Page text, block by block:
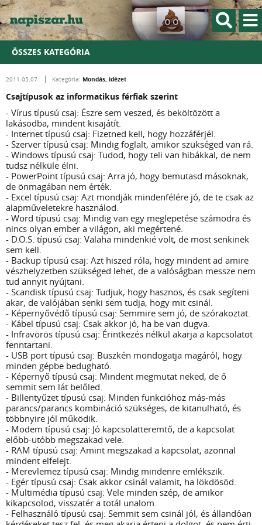
ÖSSZES KATEGÓRIA
2011.05.07. Kategória: Mondás, idézet
Csajtípusok az informatikus férfiak szerint
- Vírus típusú csaj: Észre sem veszed, és beköltözött a
lakásodba, mindent kisajátít.
- Internet típusú csaj: Fizetned kell, hogy hozzáférjél.
- Szerver típusú csaj: Mindig foglalt, amikor szükséged van rá.
- Windows típusú csaj: Tudod, hogy teli van hibákkal, de nem
tudsz nélküle élni.
- PowerPoint típusú csaj: Arra jó, hogy bemutasd másoknak,
de önmagában nem érték.
- Excel típusú csaj: Azt mondják mindenfélére jó, de te csak az
alapműveletekre használod.
- Word típusú csaj: Mindig van egy meglepetése számodra és
nincs olyan ember a világon, aki megértené.
- D.O.S. típusú csaj: Valaha mindenkié volt, de most senkinek
sem kell.
- Backup típusú csaj: Azt hiszed róla, hogy mindent ad amire
vészhelyzetben szükséged lehet, de a valóságban messze nem
tud annyit nyújtani.
- Scandisk típusú csaj: Tudjuk, hogy hasznos, és csak segíteni
akar, de valójában senki sem tudja, hogy mit csinál.
- Képernyővédő típusú csaj: Semmire sem jó, de szórakoztat.
- Kábel típusú csaj: Csak akkor jó, ha be van dugva.
- Infravörös típusú csaj: Érintkezés nélkül akarja a kapcsolatot
fenntartani.
- USB port típusú csaj: Büszkén mondogatja magáról, hogy
minden gépbe bedugható.
- Képernyő típusú csaj: Mindent megmutat neked, de ő
semmit sem lát belőled.
- Billentyűzet típusú csaj: Minden funkcióhoz más-más
parancs/parancs kombináció szükséges, de kitanulható, és
többnyire jól működik.
- Modem típusú csaj: Jó kapcsolatteremtő, de a kapcsolat
előbb-utóbb megszakad vele.
- RAM típusú csaj: Amint megszakad a kapcsolat, azonnal
mindent elfelejt.
- Merevlemez típusú csaj: Mindig mindenre emlékszik.
- Egér típusú csaj: Csak akkor csinál valamit, ha lökdösöd.
- Multimédia típusú csaj: Vele minden szép, de amikor
kikapcsolod, visszatér a totál unalom.
- Felhasználó típusú csaj: Semmit sem csinál jól, és állandóan